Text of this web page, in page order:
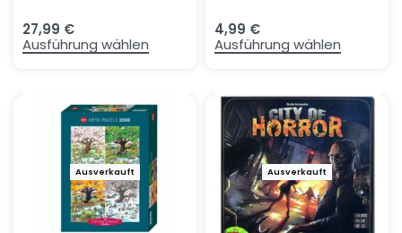
27,99 €
Ausführung wählen
4,99 €
Ausführung wählen
Ausverkauft Ausverkauft